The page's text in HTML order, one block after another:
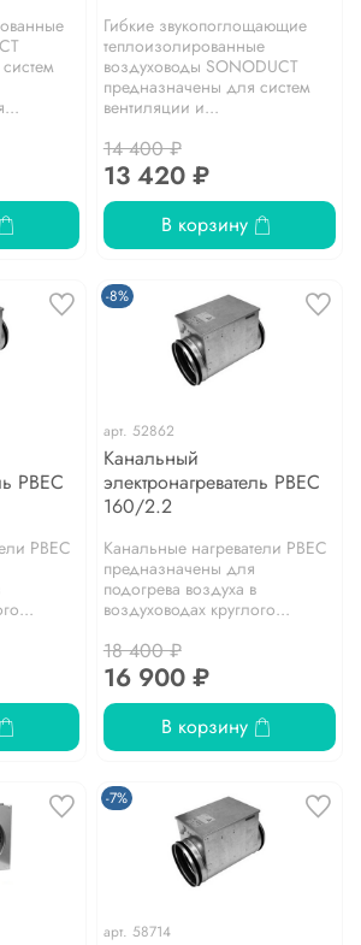
Гибкие звукопоглощающие
теплоизолированные
воздуховоды SONODUCT
предназначены для систем
вентиляции и...
14 400 ₽
13 420 ₽
В корзину
PBEC
PBEC
-8%
арт. 52862
Канальный
электронагреватель PBEC
160/2.2
Канальные нагреватели PBEC
предназначены для
подогрева воздуха в
воздуховодах круглого...
18 400 ₽
16 900 ₽
В корзину
-7%
арт. 58714